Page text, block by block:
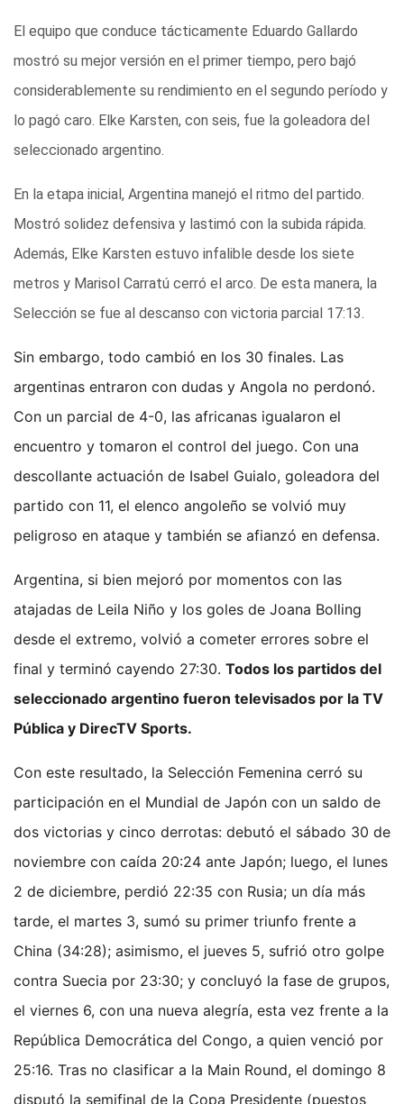
El equipo que conduce tácticamente Eduardo Gallardo
mostró su mejor versión en el primer tiempo, pero bajó
considerablemente su rendimiento en el segundo período y
lo pagó caro. Elke Karsten, con seis, fue la goleadora del
seleccionado argentino.
En la etapa inicial, Argentina manejó el ritmo del partido.
Mostró solidez defensiva y lastimó con la subida rápida.
Además, Elke Karsten estuvo infalible desde los siete
metros y Marisol Carratú cerró el arco. De esta manera, la
Selección se fue al descanso con victoria parcial 17:13.
Sin embargo, todo cambió en los 30 finales. Las
argentinas entraron con dudas y Angola no perdonó.
Con un parcial de 4-0, las africanas igualaron el
encuentro y tomaron el control del juego. Con una
descollante actuación de Isabel Guialo, goleadora del
partido con 11, el elenco angoleño se volvió muy
peligroso en ataque y también se afianzó en defensa.
Argentina, si bien mejoró por momentos con las
atajadas de Leila Niño y los goles de Joana Bolling
desde el extremo, volvió a cometer errores sobre el
final y terminó cayendo 27:30. Todos los partidos del
seleccionado argentino fueron televisados por la TV
Pública y DirecTV Sports.
Con este resultado, la Selección Femenina cerró su
participación en el Mundial de Japón con un saldo de
dos victorias y cinco derrotas: debutó el sábado 30 de
noviembre con caída 20:24 ante Japón; luego, el lunes
2 de diciembre, perdió 22:35 con Rusia; un día más
tarde, el martes 3, sumó su primer triunfo frente a
China (34:28); asimismo, el jueves 5, sufrió otro golpe
contra Suecia por 23:30; y concluyó la fase de grupos,
el viernes 6, con una nueva alegría, esta vez frente a la
República Democrática del Congo, a quien venció por
25:16. Tras no clasificar a la Main Round, el domingo 8
disputó la semifinal de la Copa Presidente (puestos